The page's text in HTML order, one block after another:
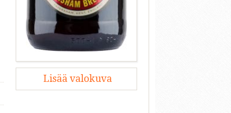
Lisää valokuva